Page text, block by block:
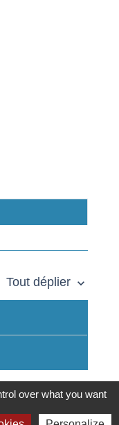
Tout déplier keyboard_arrow_down
over what you want